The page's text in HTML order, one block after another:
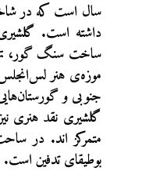
سال است که در
داشته است.
ساخت سنگ گور،
موزه‌ی هنر
جنوبی و
گلشیری نقد هنری
متمرکز اند. در
بوطیقای تدفین است.